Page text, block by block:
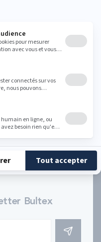
retour gratuits
Bultex
S'INSCRIRE